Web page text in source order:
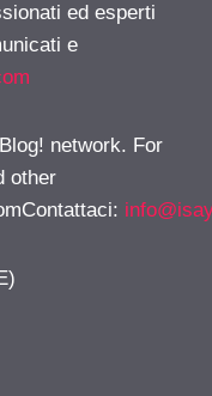
ed esperti
e
network. For
other
: